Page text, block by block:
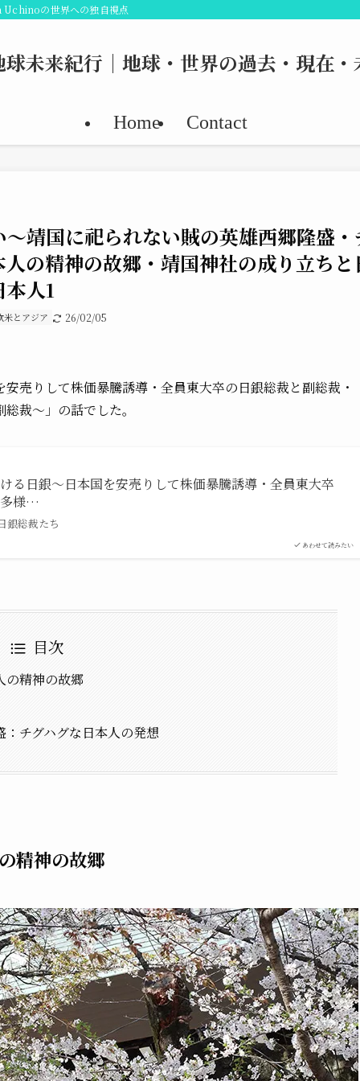
Uchinoの世界への独自視点
球未来紀行｜地球・世界の過去・現在・
Home Contact
靖国に祀られない賊の英雄西郷隆盛・
の精神の故郷・靖国神社の成り立ちと
人1
米とアジア 26/02/05
売りして株価暴騰誘導・全員東大卒の日銀総裁と副総裁・
裁〜」の話でした。
あわせて読みたい
る日銀〜日本国を安売りして株価暴騰誘導・全員東大卒
多様…
銀総裁たち
目次
の精神の故郷
チグハグな日本人の発想
精神の故郷